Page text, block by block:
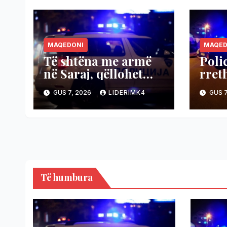
MAQEDONI
Të shtëna me armë
në Saraj, qëllohet
vetura, shpëtuan dy
persona
GUS 7, 2026 LIDERIMK4 GUS
Të humbura